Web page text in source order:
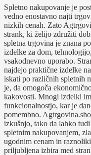
Spletno nakupovanje je
vedno enostavno najti
nizkih cenah. Zato
strank, ki želijo združiti
spletna trgovina je znana
izdelke za dom,
vsakodnevno uporabo.
najdejo praktične izdelke
iskati po različnih spletnih
je, da omogoča
kakovosti. Mnogi izdelki
funkcionalnostjo, kar je
pomembno.
izkušnjo, tako da lahko
spletnim nakupovanjem,
ugodnim cenam in
priljubljena izbira med